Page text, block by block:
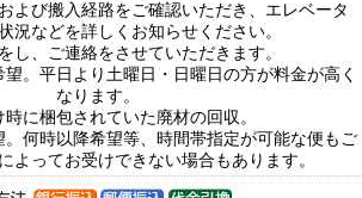
よび搬入経路をご確認いただき、エレベータ
況などを詳しくお知らせください。
し、ご連絡をさせていただきます。
。平日より土曜日・日曜日の方が料金が高く
なります。
に梱包されていた廃材の回収。
何時以降希望等、時間帯指定が可能な便もご
よってお受けできない場合もあります。